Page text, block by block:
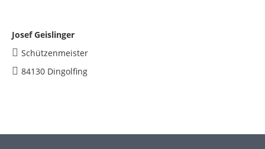
Josef Geislinger
Schützenmeister
84130 Dingolfing